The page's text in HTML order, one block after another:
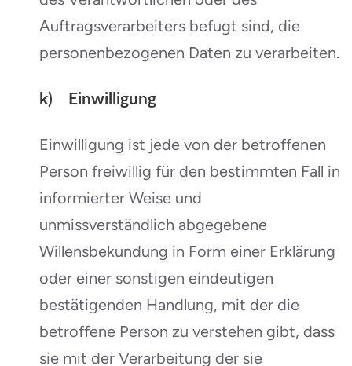
Auftragsverarbeiters befugt sind, die
personenbezogenen Daten zu verarbeiten.
k) Einwilligung
Einwilligung ist jede von der betroffenen
Person freiwillig für den bestimmten Fall in
informierter Weise und
unmissverständlich abgegebene
Willensbekundung in Form einer Erklärung
oder einer sonstigen eindeutigen
bestätigenden Handlung, mit der die
betroffene Person zu verstehen gibt, dass
sie mit der Verarbeitung der sie